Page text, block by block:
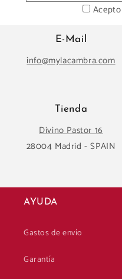
E-Mail
info@mylacambra.com
Tienda
Divino Pastor 16
28004 Madrid - SPAIN
AYUDA
Gastos de envío
Garantía